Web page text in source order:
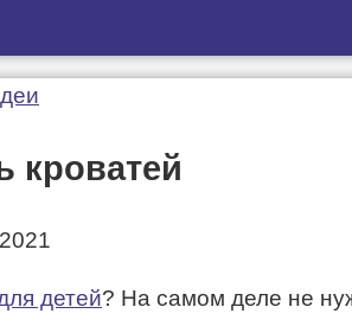
кроватей
детей? На самом деле не